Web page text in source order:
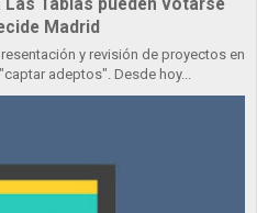
Tablas pueden votarse
Madrid
y revisión de proyectos en
adeptos". Desde hoy...